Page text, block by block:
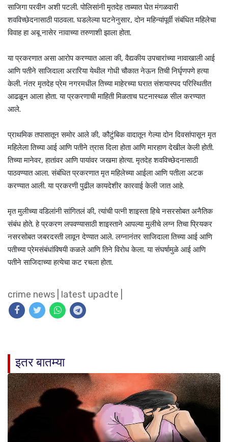
साजिगा परवीन अशी पटली. पोलिसांनी मृतदेह ताब्यात घेत मंगळवारी
शवविच्छेदनासाठी पाठवला. घडलेल्या घटनेनुसार, दोन महिन्यांपूर्वी संबंधित महिलेचा
विवाह हा अबू नासेर नावाच्या तरुणाशी झाला होता.
या प्रकरणात असा आरोप करण्यात आला की, वैद्यकीय उपचारांच्या नावाखाली आई
आणि पतीने साजिदाला अरारिया येथील गोधी चौकात नेऊन तिची निर्घृणपणे हत्या
केली. नंतर मृतदेह प्रेम नगरमधील तिच्या माहेरच्या घरात संशयास्पद परिस्थितीत
आढळून आला होता. या प्रकरणाची माहिती मिळताच घटनास्थळ सील करण्यात
आले.
प्राथमिक तपासातून समोर आले की, कौटुंबिक वादातून गेल्या दोन दिवसांपासून मृत
महिलेला तिच्या आई आणि पतीने त्रास दिला होता आणि मारहाण देखील केली होती.
तिच्या मानेवर, हातांवर आणि पायांवर जखमा होत्या. मृतदेह शवविच्छेदनासाठी
पाठवण्यात आला. संबंधित प्रकरणात मृत महिलेच्या आईला आणि पतीला अटक
करण्यात आली. या प्रकरणी पुढील कायदेशीर कारवाई केली जात आहे.
मृत मुलीच्या वडिलांनी सांगितलं की, त्यांची पत्नी शाइस्ता हिचे नसरसोबत अनैतिक
संबंध होते. हे प्रकरण लपवण्यासाठी शाइस्ताने आपल्या मुलीचे लग्न तिचा प्रियकर
नसरसोबत जबरदस्ती लावून देण्यात आले. लग्नानंतर साजिदाला तिच्या आई आणि
पतीच्या प्रेमसंबंधांविषयी कळले आणि तिने विरोध केला. या संघर्षामुळे आई आणि
पतीने साजिदाच्या हत्येचा कट रचला होता.
crime news latest upadte
इतर बातम्या